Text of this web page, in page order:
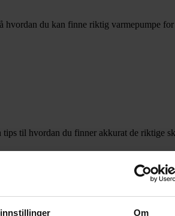
Om
hvordan du kan finne riktig varmepumpe
til hvordan du finner akkurat de riktige